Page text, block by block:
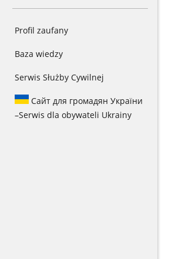
Profil zaufany
Baza wiedzy
Serwis Służby Cywilnej
Сайт для громадян України
–Serwis dla obywateli Ukrainy